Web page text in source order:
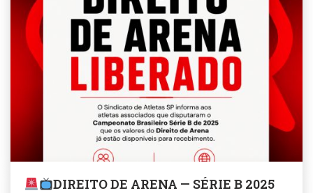
DIREITO DE ARENA — SÉRIE B 2025